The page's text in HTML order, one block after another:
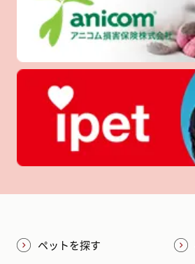
ペットを探す